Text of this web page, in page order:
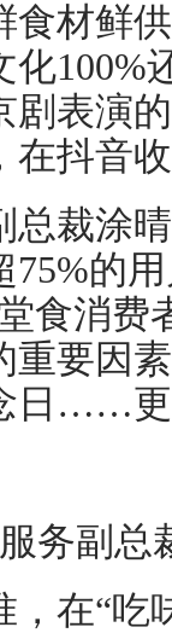
食材鲜
100%
剧表演
在抖音
裁涂晴
的
食消费
重要因
日……
务副总
在“吃